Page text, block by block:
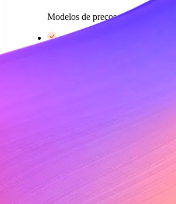
Modelos de preços para assinaturas
Modelos de preços baseado no uso*